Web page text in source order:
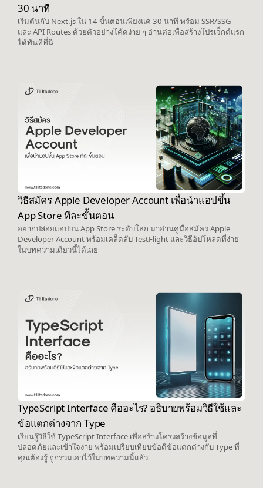
30 นาที
เริ่มต้นกับ Next.js ใน 14 ขั้นตอนเพียงแค่ 30 นาที พร้อม SSR/SSG
และ API Routes ด้วยตัวอย่างโค้ดง่าย ๆ อ่านต่อเพื่อสร้างโปรเจ็กต์แรก
ได้ทันทีที่นี่
วิธีสมัคร Apple Developer Account เพื่อนำแอปขึ้น
App Store ทีละขั้นตอน
อยากปล่อยแอปบน App Store ระดับโลก มาอ่านคู่มือสมัคร Apple
Developer Account พร้อมเคล็ดลับ TestFlight และวิธีอัปโหลดที่ง่าย
ในบทความเดียวนี้ได้เลย
TypeScript Interface คืออะไร? อธิบายพร้อมวิธีใช้และ
ข้อแตกต่างจาก Type
เรียนรู้วิธีใช้ TypeScript Interface เพื่อสร้างโครงสร้างข้อมูลที่
ปลอดภัยและเข้าใจง่าย พร้อมเปรียบเทียบข้อดีข้อแตกต่างกับ Type ที่
คุณต้องรู้ ถูกรวมเอาไว้ในบทความนี้แล้ว